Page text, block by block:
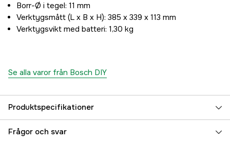
Borr-Ø i tegel: 11 mm
Verktygsmått (L x B x H): 385 x 339 x 113 mm
Verktygsvikt med batteri: 1,30 kg
Se alla varor från Bosch DIY
Produktspecifikationer
Batterispänning 18 V
Frågor och svar